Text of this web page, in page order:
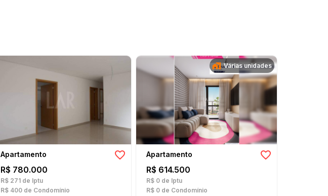
Apartamento
R$ 780.000
R$ 271 de Iptu
R$ 400 de Condomínio
Várias unidades
Apartamento
R$ 614.500
R$ 0 de Iptu
R$ 0 de Condomínio